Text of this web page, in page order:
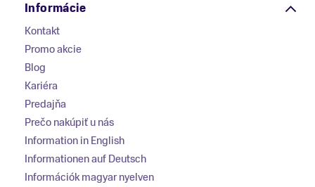
Informácie
Kontakt
Promo akcie
Blog
Kariéra
Predajňa
Prečo nakúpiť u nás
Information in English
Informationen auf Deutsch
Információk magyar nyelven